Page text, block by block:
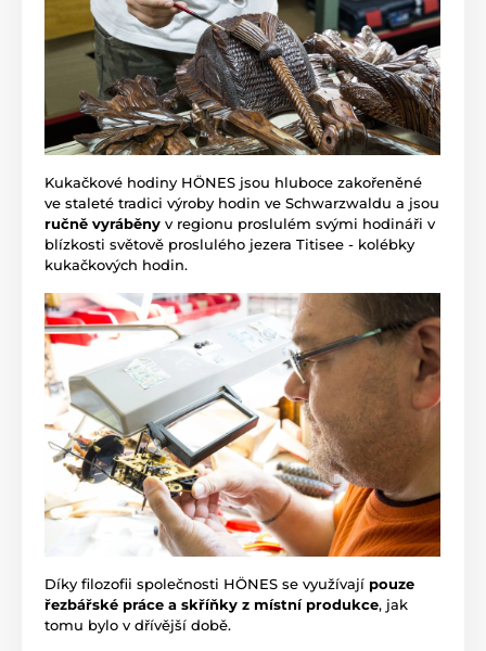
Kukačkové hodiny HÖNES jsou hluboce zakořeněné
ve staleté tradici výroby hodin ve Schwarzwaldu a jsou
ručně vyráběny v regionu proslulém svými hodináři v
blízkosti světově proslulého jezera Titisee - kolébky
kukačkových hodin.
Díky filozofii společnosti HÖNES se využívají pouze
řezbářské práce a skříňky z místní produkce, jak
tomu bylo v dřívější době.